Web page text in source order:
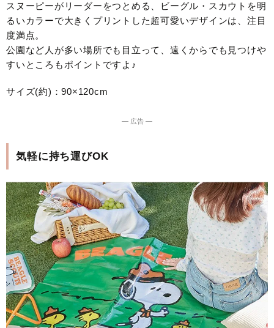
スヌーピーがリーダーをつとめる、ビーグル・スカウトを明
るいカラーで大きくプリントした超可愛いデザインは、注目
度満点。
公園など人が多い場所でも目立って、遠くからでも見つけや
すいところもポイントですよ♪
サイズ(約)：90×120cm
― 広告 ―
気軽に持ち運びOK